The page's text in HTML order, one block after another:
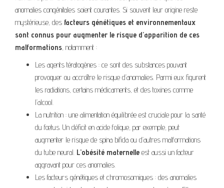
anomalies congénitales soient courantes. Si souvent leur origine reste
mystérieuse, des facteurs génétiques et environnementaux
sont connus pour augmenter le risque d’apparition de ces
malformations, notamment :
Les agents tératogènes : ce sont des substances pouvant
provoquer ou accroître le risque d’anomalies. Parmi eux figurent
les radiations, certains médicaments, et des toxines comme
l’alcool.
La nutrition : une alimentation équilibrée est cruciale pour la santé
du fœtus. Un déficit en acide folique, par exemple, peut
augmenter le risque de spina bifida ou d’autres malformations
du tube neural. L’obésité maternelle est aussi un facteur
aggravant pour ces anomalies.
Les facteurs génétiques et chromosomiques : des anomalies